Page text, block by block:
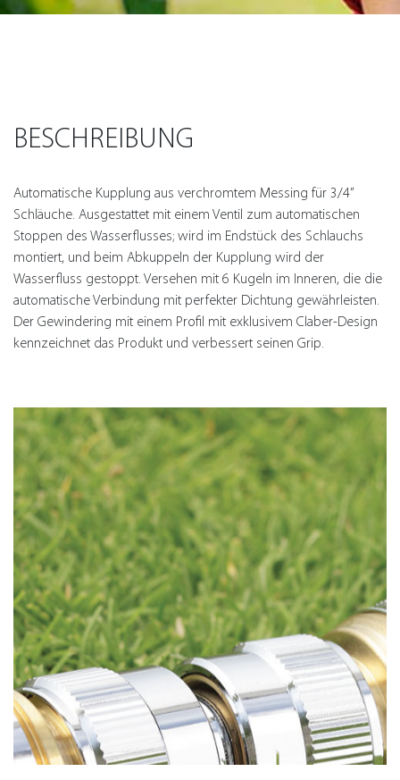
BESCHREIBUNG
Automatische Kupplung aus verchromtem Messing für 3/4”
Schläuche. Ausgestattet mit einem Ventil zum automatischen
Stoppen des Wasserflusses; wird im Endstück des Schlauchs
montiert, und beim Abkuppeln der Kupplung wird der
Wasserfluss gestoppt. Versehen mit 6 Kugeln im Inneren, die die
automatische Verbindung mit perfekter Dichtung gewährleisten.
Der Gewindering mit einem Profil mit exklusivem Claber-Design
kennzeichnet das Produkt und verbessert seinen Grip.